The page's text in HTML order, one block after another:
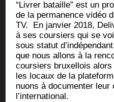
“Livrer bataille” est un
de la per­ma­nence vidéo
TV. En jan­vier 2018,
à ses cour­siers qui se
sous sta­tut
que nous allons à la
cour­siers bruxel­lois alors
les locaux de la
nuons à docu­men­ter
l’international.